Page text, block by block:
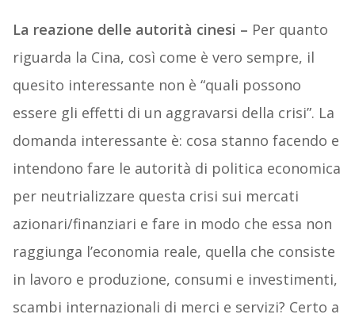
La reazione delle autorità cinesi – Per quanto
riguarda la Cina, così come è vero sempre, il
quesito interessante non è “quali possono
essere gli effetti di un aggravarsi della crisi”. La
domanda interessante è: cosa stanno facendo e
intendono fare le autorità di politica economica
per neutrializzare questa crisi sui mercati
azionari/finanziari e fare in modo che essa non
raggiunga l’economia reale, quella che consiste
in lavoro e produzione, consumi e investimenti,
scambi internazionali di merci e servizi? Certo a